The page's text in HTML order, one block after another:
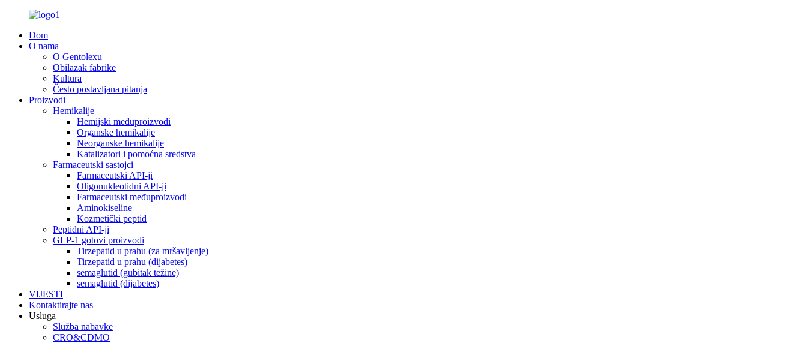
Dom
O nama
O Gentolexu
Obilazak fabrike
Kultura
Često postavljana pitanja
Proizvodi
Hemikalije
Hemijski međuproizvodi
Organske hemikalije
Neorganske hemikalije
Katalizatori i pomoćna sredstva
Farmaceutski sastojci
Farmaceutski API-ji
Oligonukleotidni API-ji
Farmaceutski međuproizvodi
Aminokiseline
Kozmetički peptid
Peptidni API-ji
GLP-1 gotovi proizvodi
Tirzepatid u prahu (za mršavljenje)
Tirzepatid u prahu (dijabetes)
semaglutid (gubitak težine)
semaglutid (dijabetes)
VIJESTI
Kontaktirajte nas
Usluga
Služba nabavke
CRO&CDMO